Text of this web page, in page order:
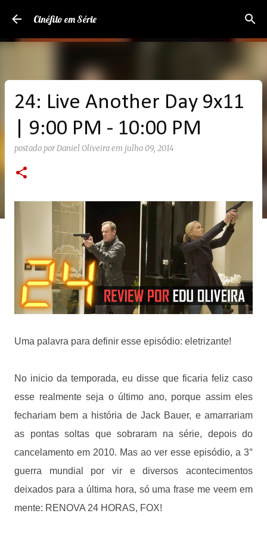
Pular para o conteúdo principal
Cinéfilo em Série
24: Live Another Day 9x11
| 9:00 PM - 10:00 PM
postado porDaniel Oliveiraem julho 09, 2014
Uma palavra para definir esse episódio: eletrizante!
No inicio da temporada, eu disse que ficaria feliz caso
esse realmente seja o último ano, porque assim eles
fechariam bem a história de Jack Bauer, e amarrariam
as pontas soltas que sobraram na série, depois do
cancelamento em 2010. Mas ao ver esse episódio, a 3°
guerra mundial por vir e diversos acontecimentos
deixados para a última hora, só uma frase me veem em
mente: RENOVA 24 HORAS, FOX!